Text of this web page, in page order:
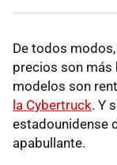
De todos
precios son más
modelos son
la Cybertruck. Y
estadounidense
apabullante.